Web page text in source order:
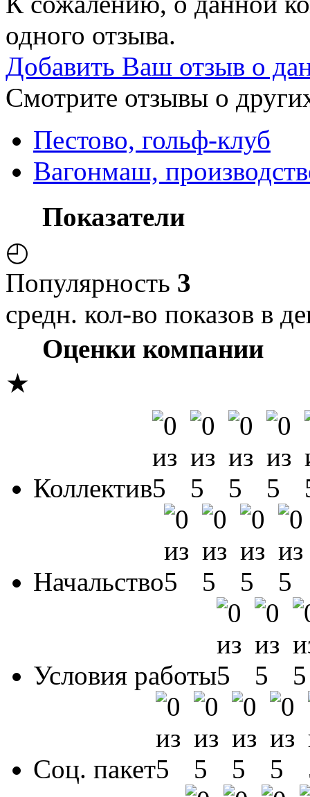
одного отзыва.
Добавить Ваш отзыв о
Смотрите отзывы о
Пестово, гольф-клуб
Вагонмаш,
Показатели
◴
Популярность 3
средн. кол-во показов в
Оценки компании
★
Коллектив
Начальство
Условия работы
Соц. пакет